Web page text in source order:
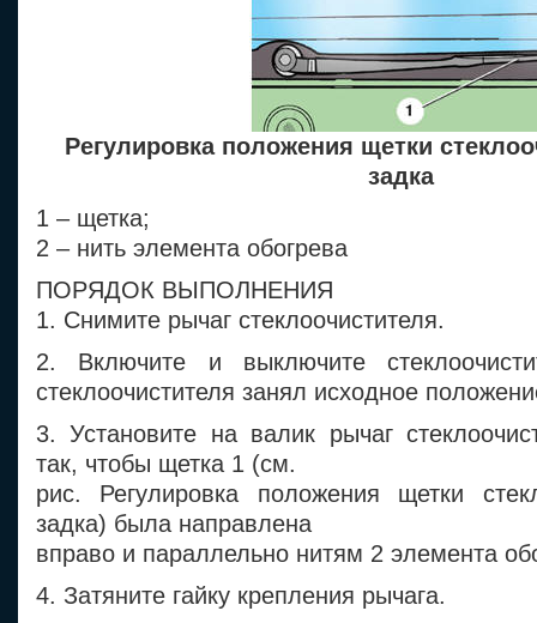
Регулировка положения щетки
задка
1 – щетка;
2 – нить элемента обогрева
ПОРЯДОК ВЫПОЛНЕНИЯ
1. Снимите рычаг стеклоочистителя.
2. Включите и выключите
стеклоочистителя занял исходное
3. Установите на валик рычаг
так, чтобы щетка 1 (см.
рис. Регулировка положения щетки
задка) была направлена
вправо и параллельно нитям 2 элемента
4. Затяните гайку крепления рычага.